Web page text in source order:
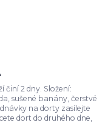
činí 2 dny. Složení:
sušené banány, čerstvé
na dorty zasílejte
dort do druhého dne,